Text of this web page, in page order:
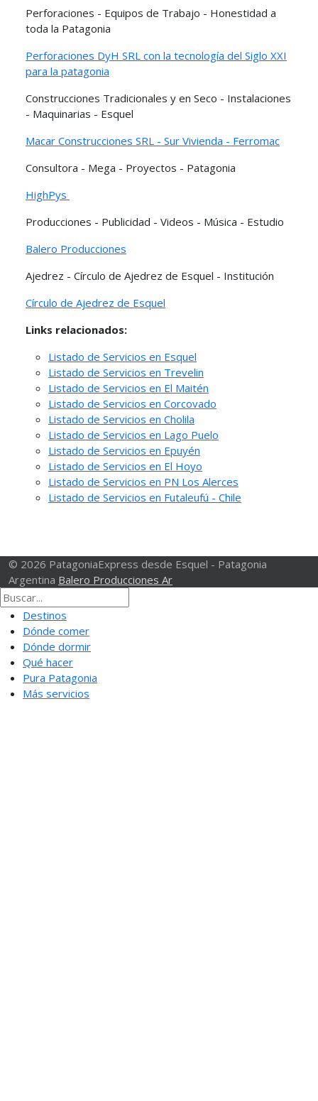
Perforaciones - Equipos de Trabajo - Honestidad a
toda la Patagonia
Perforaciones DyH SRL con la tecnología del Siglo XXI
para la patagonia
Construcciones Tradicionales y en Seco - Instalaciones
- Maquinarias - Esquel
Macar Construcciones SRL - Sur Vivienda - Ferromac
Consultora - Mega - Proyectos - Patagonia
HighPys
Producciones - Publicidad - Videos - Música - Estudio
Balero Producciones
Ajedrez - Círculo de Ajedrez de Esquel - Institución
Círculo de Ajedrez de Esquel
Links relacionados:
Listado de Servicios en Esquel
Listado de Servicios en Trevelin
Listado de Servicios en El Maitén
Listado de Servicios en Corcovado
Listado de Servicios en Cholila
Listado de Servicios en Lago Puelo
Listado de Servicios en Epuyén
Listado de Servicios en El Hoyo
Listado de Servicios en PN Los Alerces
Listado de Servicios en Futaleufú - Chile
© 2026 PatagoniaExpress desde Esquel - Patagonia
Argentina Balero Producciones Ar
Destinos
Dónde comer
Dónde dormir
Qué hacer
Pura Patagonia
Más servicios